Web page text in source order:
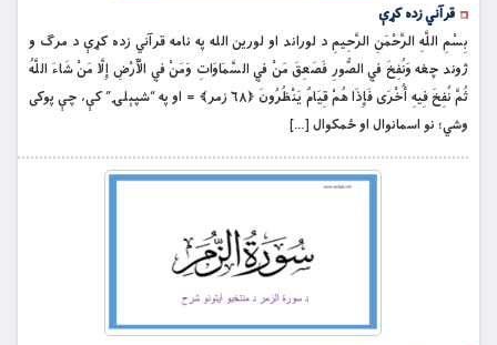
قرآني زده کړې
بِسْمِ اللَّهِ الرَّحْمَنِ الرَّحِيمِ د لوراند او لورين الله په نامه قرآني زده کړې د مرګ و
ژوند چغه وَنُفِخَ فِي الصُّورِ فَصَعِقَ مَنْ فِي السَّمَاوَاتِ وَمَنْ فِي الْأَرْضِ إِلَّا مَنْ شَاءَ اللَّهُ
ثُمَّ نُفِخَ فِيهِ أُخْرَى فَإِذَا هُمْ قِيَامٌ يَنْظُرُونَ ﴿۶۸ زمر﴾ = او په “شپېلۍ” كې، چې پوكى
وشي؛ نو اسمانوال او ځمكوال […]